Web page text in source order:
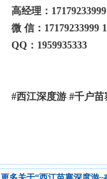
高经理：
微 信：17179233999
QQ：1959935333
#西江深度游 #千户